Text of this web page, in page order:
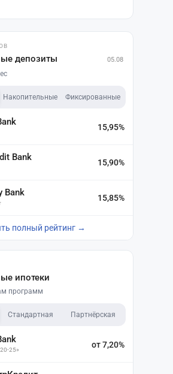
депозиты 05.08
Накопительные Фиксированные
15,95%
Bank 15,90%
Bank 15,85%
полный рейтинг →
ипотеки
программ
Стандартная Партнёрская
25»
от 7,20%